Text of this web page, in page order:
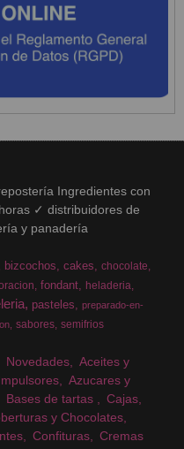
Ingredientes con
✓ distribuidores de
y panadería
bizcochos cakes chocolate
fondant
heladeria
pasteles
preparado-en-
sabores semifrios
Novedades
Aceites y
Azucares y
Bases de tartas
Cajas
y Chocolates
Confituras
Cremas